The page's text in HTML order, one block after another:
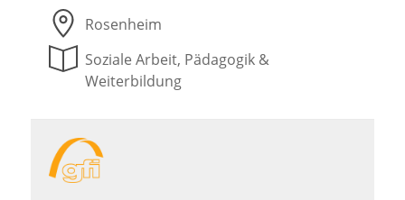
Rosenheim
Soziale Arbeit, Pädagogik &
Weiterbildung